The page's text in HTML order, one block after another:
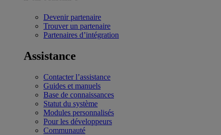
Devenir partenaire
Trouver un partenaire
Partenaires d’intégration
Assistance
Contacter l’assistance
Guides et manuels
Base de connaissances
Statut du système
Modules personnalisés
Pour les développeurs
Communauté